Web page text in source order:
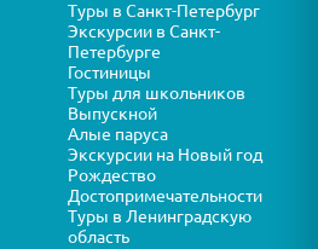
Туры в Санкт-Петербург
Экскурсии в Санкт-
Петербурге
Гостиницы
Туры для школьников
Выпускной
Алые паруса
Экскурсии на Новый год
Рождество
Достопримечательности
Туры в Ленинградскую
область